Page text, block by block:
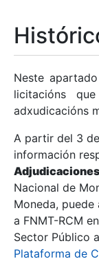
Mostrar/Ocultar
Mostrar/
Mostrar/
Neste
licitacións
adxudicacións
A partir del 3
información
Adjudicaciones
Nacional de
Moneda,
a FNMT-RCM
Sector Público
Plataforma de